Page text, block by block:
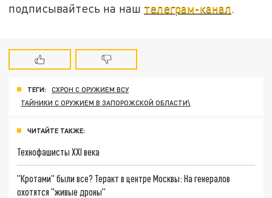
подписывайтесь на наш телеграм-канал.
ТЕГИ:
СХРОН С ОРУЖИЕМ ВСУ
ТАЙНИКИ С ОРУЖИЕМ В ЗАПОРОЖСКОЙ ОБЛАСТИ\
ЧИТАЙТЕ ТАКЖЕ:
Технофашисты XXI века
"Кротами" были все? Теракт в центре Москвы: На генералов
охотятся "живые дроны"